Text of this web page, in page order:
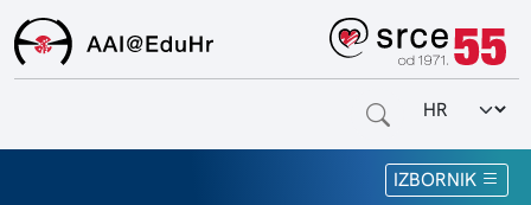
Odabir
IZBORNIK